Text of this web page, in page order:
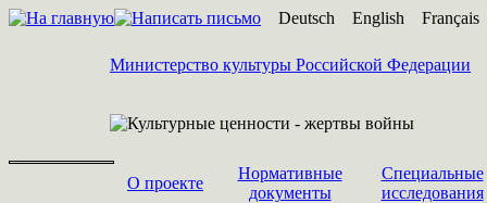
Deutsch English Français
Министерство культуры Российской Федерации
О проекте
Нормативные
документы
Специальные
исследования